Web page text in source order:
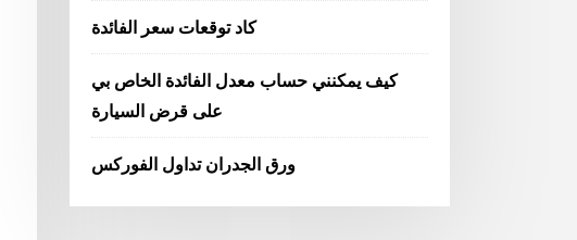
كاد توقعات سعر الفائدة
كيف يمكنني حساب معدل الفائدة الخاص بي
على قرض السيارة
ورق الجدران تداول الفوركس